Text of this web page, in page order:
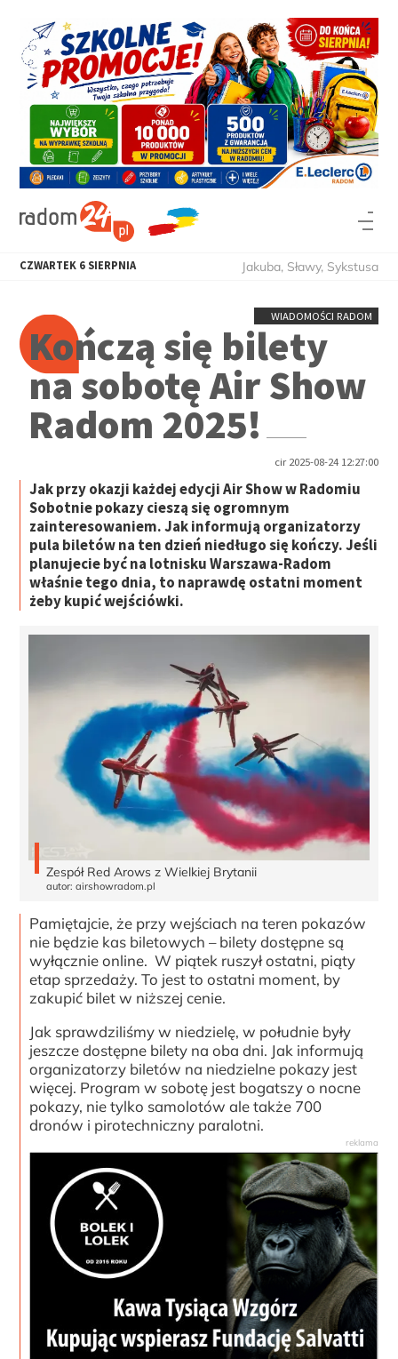
CZWARTEK 6 SIERPNIA Jakuba, Sławy, Sykstusa
WIADOMOŚCI RADOM
Kończą się bilety
na sobotę Air Show
Radom 2025!
cir 2025-08-24 12:27:00
Jak przy okazji każdej edycji Air Show w Radomiu
Sobotnie pokazy cieszą się ogromnym
zainteresowaniem. Jak informują organizatorzy
pula biletów na ten dzień niedługo się kończy. Jeśli
planujecie być na lotnisku Warszawa-Radom
właśnie tego dnia, to naprawdę ostatni moment
żeby kupić wejściówki.
Zespół Red Arows z Wielkiej Brytanii
autor: airshowradom.pl
Pamiętajcie, że przy wejściach na teren pokazów
nie będzie kas biletowych – bilety dostępne są
wyłącznie online. W piątek ruszył ostatni, piąty
etap sprzedaży. To jest to ostatni moment, by
zakupić bilet w niższej cenie.
Jak sprawdziliśmy w niedzielę, w południe były
jeszcze dostępne bilety na oba dni. Jak informują
organizatorzy biletów na niedzielne pokazy jest
więcej. Program w sobotę jest bogatszy o nocne
pokazy, nie tylko samolotów ale także 700
dronów i pirotechniczny paralotni.